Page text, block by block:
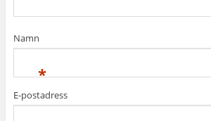
Namn
*
E-postadress